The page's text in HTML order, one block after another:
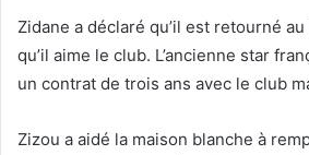
Zidane a déclaré qu’il est retourné
qu’il aime le club. L’ancienne star
un contrat de trois ans avec le club
Zizou a aidé la maison blanche à